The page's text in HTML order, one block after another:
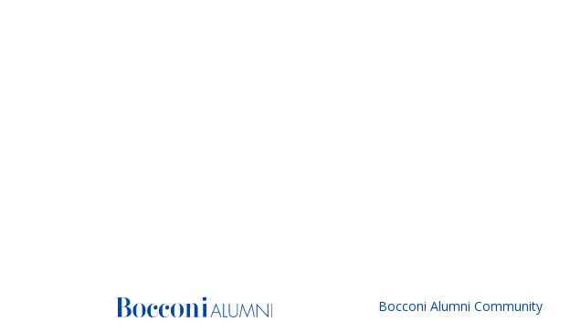
Bocconi Alumni Community